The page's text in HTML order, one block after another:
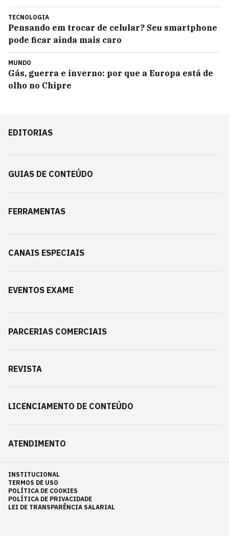
TECNOLOGIA
Pensando em trocar de celular? Seu smartphone
pode ficar ainda mais caro
MUNDO
Gás, guerra e inverno: por que a Europa está de
olho no Chipre
EDITORIAS
GUIAS DE CONTEÚDO
FERRAMENTAS
CANAIS ESPECIAIS
EVENTOS EXAME
PARCERIAS COMERCIAIS
REVISTA
LICENCIAMENTO DE CONTEÚDO
ATENDIMENTO
INSTITUCIONAL
TERMOS DE USO
POLÍTICA DE COOKIES
POLÍTICA DE PRIVACIDADE
LEI DE TRANSPARÊNCIA SALARIAL